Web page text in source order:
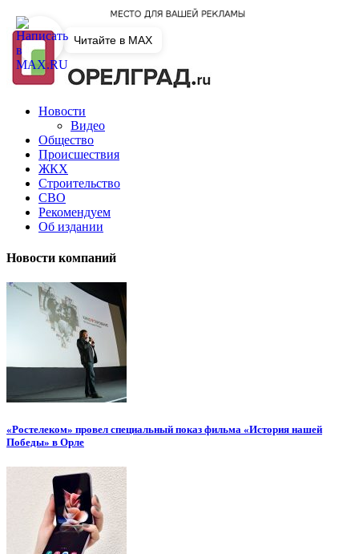
Новости
Видео
Общество
Происшествия
ЖКХ
Строительство
СВО
Рекомендуем
Об издании
Новости компаний
«Ростелеком» провел специальный показ фильма «История нашей
Победы» в Орле
Читайте в MAX